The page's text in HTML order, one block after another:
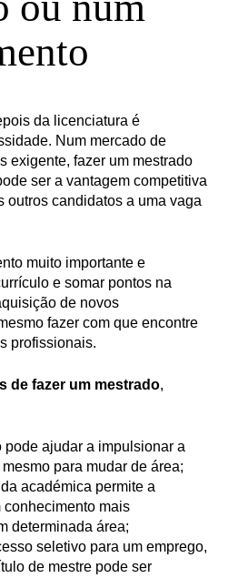
da licenciatura é
Num mercado de
exigente, fazer um mestrado
ser a vantagem competitiva
outros candidatos a uma vaga
muito importante e
e somar pontos na
de novos
fazer com que encontre
profissionais.
de fazer um mestrado,
pode ajudar a impulsionar a
para mudar de área;
académica permite a
mais
determinada área;
seletivo para um emprego,
de mestre pode ser